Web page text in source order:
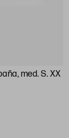
med. S. XX